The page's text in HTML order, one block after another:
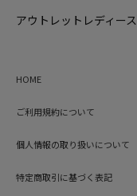
アウトレットレディース
HOME
ご利用規約について
個人情報の取り扱いについて
特定商取引に基づく表記